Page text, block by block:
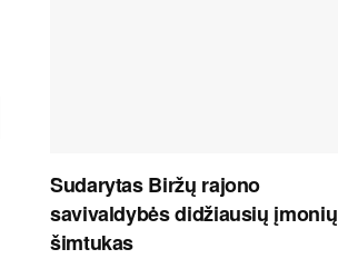
Sudarytas Biržų rajono
savivaldybės didžiausių įmonių
šimtukas